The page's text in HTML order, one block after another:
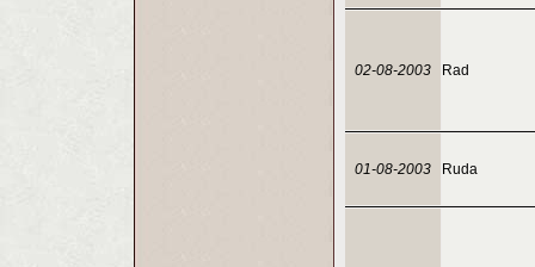
02-08-2003 Rad
01-08-2003 Ruda